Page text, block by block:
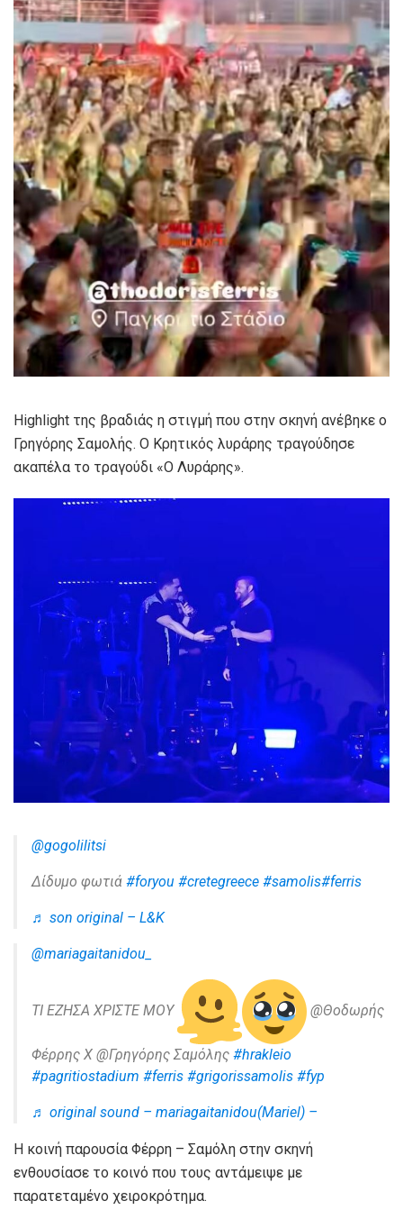
Highlight της βραδιάς η στιγμή που στην σκηνή ανέβηκε ο
Γρηγόρης Σαμολής. Ο Κρητικός λυράρης τραγούδησε
ακαπέλα το τραγούδι «Ο Λυράρης».
@gogolilitsi
Δίδυμο φωτιά #foryou #cretegreece #samolis#ferris
♬ son original – L&K
@mariagaitanidou_
ΤΙ ΕΖΗΣΑ ΧΡΙΣΤΕ ΜΟΥ @Θοδωρής
Φέρρης Χ @Γρηγόρης Σαμόλης #hrakleio
#pagritiostadium #ferris #grigorissamolis #fyp
♬ original sound – mariagaitanidou(Mariel) –
Η κοινή παρουσία Φέρρη – Σαμόλη στην σκηνή
ενθουσίασε το κοινό που τους αντάμειψε με
παρατεταμένο χειροκρότημα.